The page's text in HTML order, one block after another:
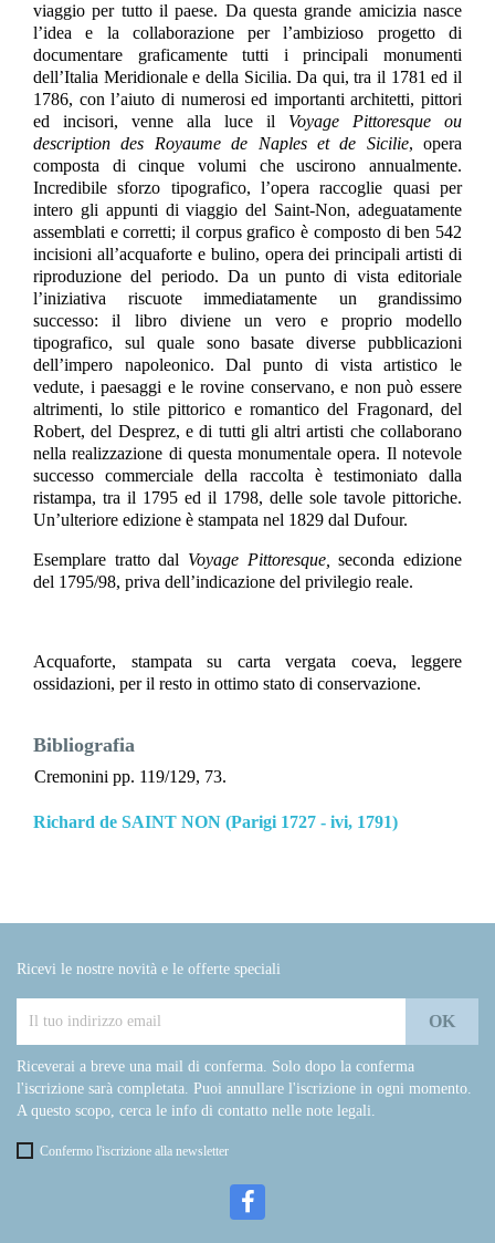
viaggio per tutto il paese. Da questa grande amicizia nasce
l’idea e la collaborazione per l’ambizioso progetto di
documentare graficamente tutti i principali monumenti
dell’Italia Meridionale e della Sicilia. Da qui, tra il 1781 ed il
1786, con l’aiuto di numerosi ed importanti architetti, pittori
ed incisori, venne alla luce il Voyage Pittoresque ou
description des Royaume de Naples et de Sicilie, opera
composta di cinque volumi che uscirono annualmente.
Incredibile sforzo tipografico, l’opera raccoglie quasi per
intero gli appunti di viaggio del Saint-Non, adeguatamente
assemblati e corretti; il corpus grafico è composto di ben 542
incisioni all’acquaforte e bulino, opera dei principali artisti di
riproduzione del periodo. Da un punto di vista editoriale
l’iniziativa riscuote immediatamente un grandissimo
successo: il libro diviene un vero e proprio modello
tipografico, sul quale sono basate diverse pubblicazioni
dell’impero napoleonico. Dal punto di vista artistico le
vedute, i paesaggi e le rovine conservano, e non può essere
altrimenti, lo stile pittorico e romantico del Fragonard, del
Robert, del Desprez, e di tutti gli altri artisti che collaborano
nella realizzazione di questa monumentale opera. Il notevole
successo commerciale della raccolta è testimoniato dalla
ristampa, tra il 1795 ed il 1798, delle sole tavole pittoriche.
Un’ulteriore edizione è stampata nel 1829 dal Dufour.
Esemplare tratto dal Voyage Pittoresque,seconda edizione
del 1795/98, priva dell’indicazione del privilegio reale.
Acquaforte, stampata su carta vergata coeva, leggere
ossidazioni, per il resto in ottimo stato di conservazione.
Bibliografia
Cremonini pp. 119/129, 73.
Richard de SAINT NON (Parigi 1727 - ivi, 1791)
Ricevi le nostre novità e le offerte speciali
Riceverai a breve una mail di conferma. Solo dopo la conferma
l'iscrizione sarà completata. Puoi annullare l'iscrizione in ogni momento.
A questo scopo, cerca le info di contatto nelle note legali.
Confermo l'iscrizione alla newsletter